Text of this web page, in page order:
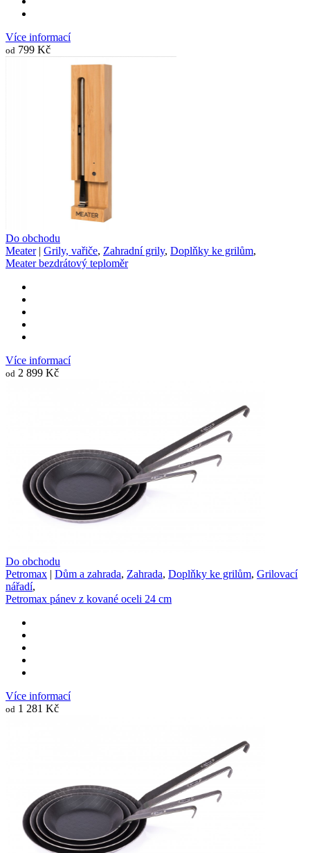
Více informací
od 799 Kč
Do obchodu
Meater| Grily, vařiče, Zahradní grily, Doplňky ke grilům,
Meater bezdrátový teploměr
Více informací
od 2 899 Kč
Do obchodu
Petromax | Dům a zahrada, Zahrada, Doplňky ke grilům, Grilovací
nářadí,
Petromax pánev z kované oceli 24 cm
Více informací
od 1 281 Kč